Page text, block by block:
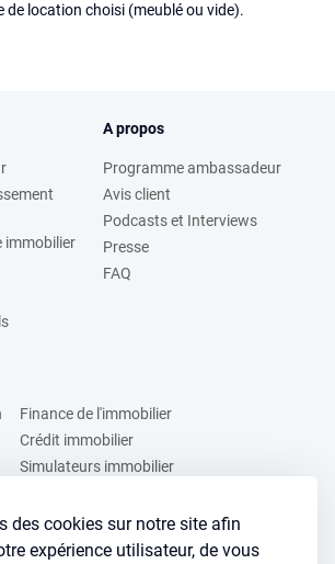
des cookies sur notre site afin
expérience utilisateur, de vous
de location choisi (meublé ou vide).
immobilier
A propos
Programme ambassadeur
Avis client
Podcasts et Interviews
Presse
FAQ
Finance de l'immobilier
Crédit immobilier
Simulateurs immobilier
à investir dans l’immobilier ?